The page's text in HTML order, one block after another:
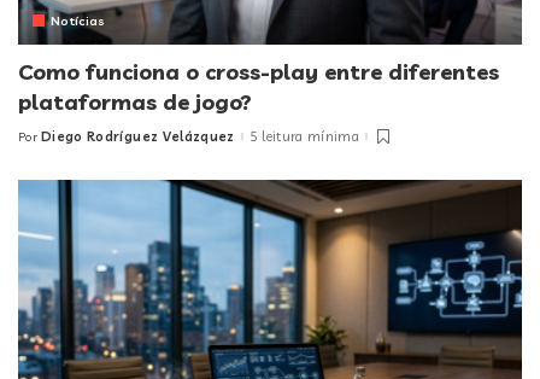
Notícias
Como funciona o cross-play entre diferentes
plataformas de jogo?
Posted
Por Diego Rodríguez Velázquez 5 leitura mínima